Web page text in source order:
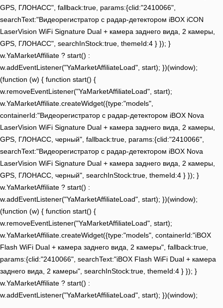
GPS, ГЛОНАСС", fallback:true, params:{clid:"2410066",
searchText:"Видеорегистратор с радар-детектором iBOX iCON
LaserVision WiFi Signature Dual + камера заднего вида, 2 камеры,
GPS, ГЛОНАСС", searchInStock:true, themeId:4 } }); }
w.YaMarketAffiliate ? start() :
w.addEventListener("YaMarketAffiliateLoad", start); })(window);
(function (w) { function start() {
w.removeEventListener("YaMarketAffiliateLoad", start);
w.YaMarketAffiliate.createWidget({type:"models",
containerId:"Видеорегистратор с радар-детектором iBOX Nova
LaserVision WiFi Signature Dual + камера заднего вида, 2 камеры,
GPS, ГЛОНАСС, черный", fallback:true, params:{clid:"2410066",
searchText:"Видеорегистратор с радар-детектором iBOX Nova
LaserVision WiFi Signature Dual + камера заднего вида, 2 камеры,
GPS, ГЛОНАСС, черный", searchInStock:true, themeId:4 } }); }
w.YaMarketAffiliate ? start() :
w.addEventListener("YaMarketAffiliateLoad", start); })(window);
(function (w) { function start() {
w.removeEventListener("YaMarketAffiliateLoad", start);
w.YaMarketAffiliate.createWidget({type:"models", containerId:"iBOX
Flash WiFi Dual + камера заднего вида, 2 камеры", fallback:true,
params:{clid:"2410066", searchText:"iBOX Flash WiFi Dual + камера
заднего вида, 2 камеры", searchInStock:true, themeId:4 } }); }
w.YaMarketAffiliate ? start() :
w.addEventListener("YaMarketAffiliateLoad", start); })(window);